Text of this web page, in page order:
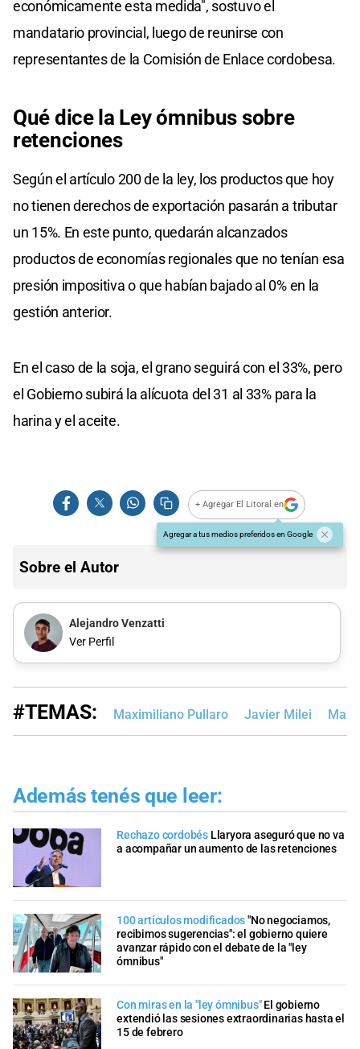
económicamente esta medida", sostuvo el
mandatario provincial, luego de reunirse con
representantes de la Comisión de Enlace cordobesa.
Qué dice la Ley ómnibus sobre
retenciones
Según el artículo 200 de la ley, los productos que hoy
no tienen derechos de exportación pasarán a tributar
un 15%. En este punto, quedarán alcanzados
productos de economías regionales que no tenían esa
presión impositiva o que habían bajado al 0% en la
gestión anterior.
En el caso de la soja, el grano seguirá con el 33%, pero
el Gobierno subirá la alícuota del 31 al 33% para la
harina y el aceite.
+ Agregar El Litoral en
Agregar a tus medios preferidos en Google
Sobre el Autor
Alejandro Venzatti
Ver Perfil
#TEMAS: Maximiliano Pullaro Javier Milei
Además tenés que leer:
Rechazo cordobés Llaryora aseguró que no va
a acompañar un aumento de las retenciones
100 artículos modificados"No negociamos,
recibimos sugerencias": el gobierno quiere
avanzar rápido con el debate de la "ley
ómnibus"
Con miras en la "ley ómnibus" El gobierno
extendió las sesiones extraordinarias hasta el
15 de febrero